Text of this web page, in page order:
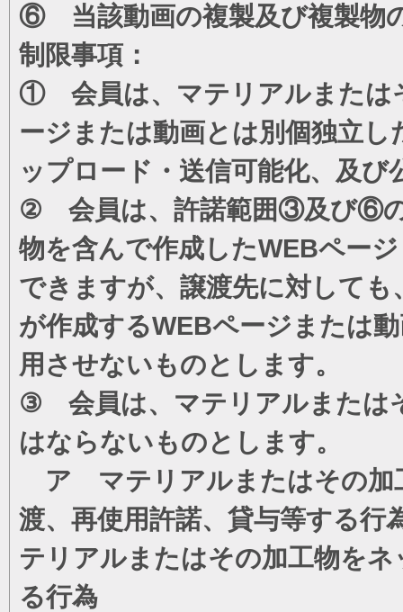
⑥ 当該動画の複製及び複製物
制限事項：
① 会員は、マテリアルまたは
ージまたは動画とは別個独立
ップロード・送信可能化、及
② 会員は、許諾範囲③及び⑥の
物を含んで作成したWEBペー
できますが、譲渡先に対して
が作成するWEBページまたは
用させないものとします。
③ 会員は、マテリアルまたは
はならないものとします。
ア マテリアルまたはその加
渡、再使用許諾、貸与等する行
テリアルまたはその加工物を
る行為